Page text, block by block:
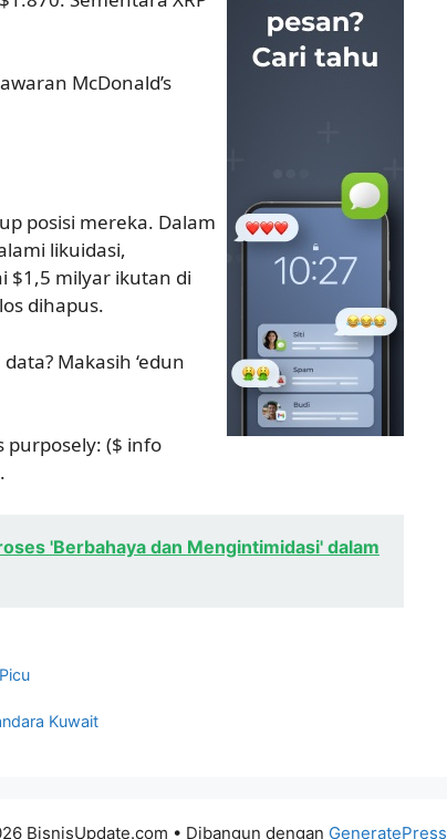
McDonald’s
posisi mereka. Dalam
likuidasi,
$1,5 milyar ikutan di
dihapus.
Makasih ‘edun
purposely: ($ info
'Berbahaya dan Mengintimidasi' dalam
Picu
Kuwait
BisnisUpdate.com • Dibangun dengan GeneratePress